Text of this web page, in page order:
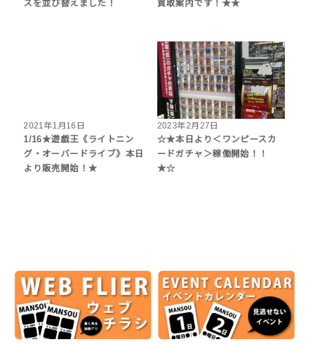
スを並び替えました！
買取案内です！★★
2021年1月16日
1/16★遊戯王《ライトニン
グ・オーバードライブ》本日
より販売開始！★
2023年2月27日
☆★本日より＜ワンピースカ
ードガチャ＞稼働開始！！
★☆